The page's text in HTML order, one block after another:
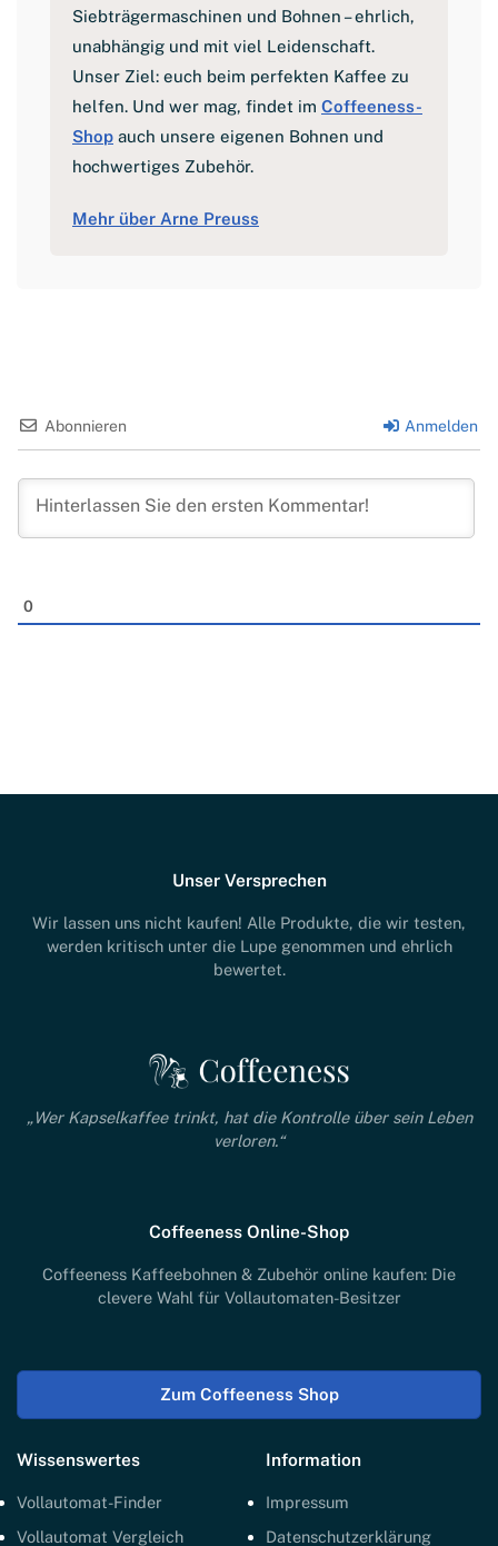
Siebträgermaschinen und Bohnen – ehrlich,
unabhängig und mit viel Leidenschaft.
Unser Ziel: euch beim perfekten Kaffee zu
helfen. Und wer mag, findet im Coffeeness-
Shop auch unsere eigenen Bohnen und
hochwertiges Zubehör.
Mehr über Arne Preuss
Abonnieren Anmelden
0
Unser Versprechen
Wir lassen uns nicht kaufen! Alle Produkte, die wir testen,
werden kritisch unter die Lupe genommen und ehrlich
bewertet.
„Wer Kapselkaffee trinkt, hat die Kontrolle über sein Leben
verloren.“
Coffeeness Online-Shop
Coffeeness Kaffeebohnen & Zubehör online kaufen: Die
clevere Wahl für Vollautomaten-Besitzer
Zum Coffeeness Shop
Wissenswertes
Vollautomat-Finder
Vollautomat Vergleich
Information
Impressum
Datenschutzerklärung